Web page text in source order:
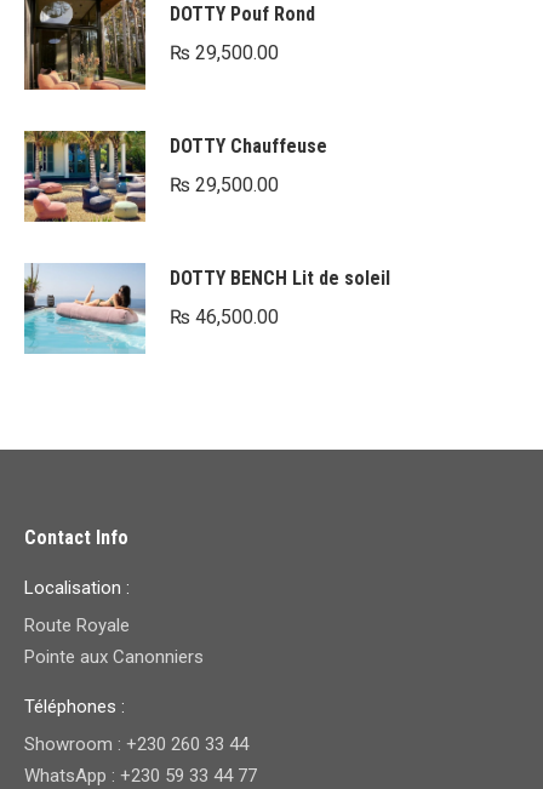
DOTTY Pouf Rond
₨ 29,500.00
DOTTY Chauffeuse
₨ 29,500.00
DOTTY BENCH Lit de soleil
₨ 46,500.00
Contact Info
Localisation :
Route Royale
Pointe aux Canonniers
Téléphones :
Showroom : +230 260 33 44
WhatsApp : +230 59 33 44 77